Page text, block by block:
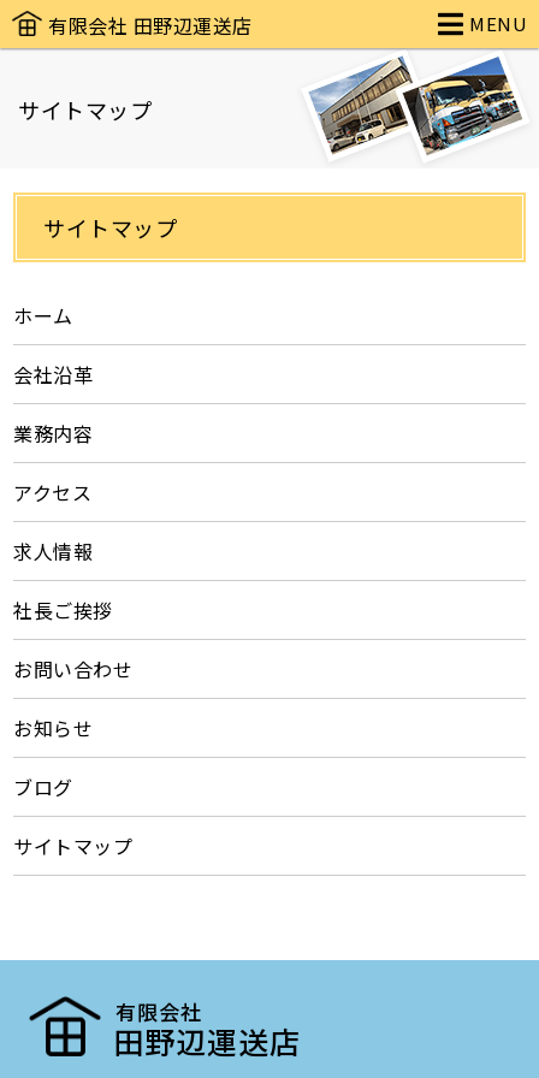
MENU
有限会社 田野辺運送店
(有)田野辺運送店オフィシャルサイト
サイトマップ
サイトマップ
ホーム
会社沿革
業務内容
アクセス
求人情報
社長ご挨拶
お問い合わせ
お知らせ
ブログ
サイトマップ
有限会社
田野辺運送店